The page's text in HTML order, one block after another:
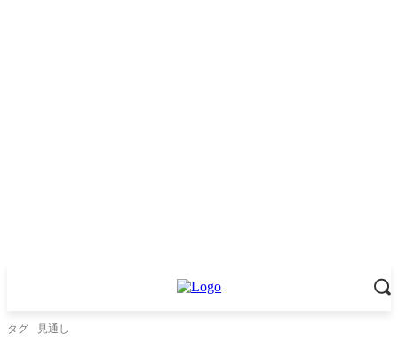
タグ 見通し